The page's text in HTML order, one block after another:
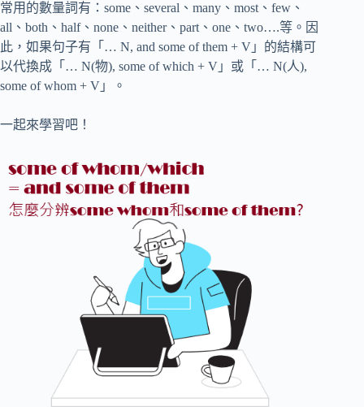
常用的數量詞有：some、several、many、most、few、
all、both、half、none、neither、part、one、two….等。因
此，如果句子有「… N, and some of them + V」的結構可
以代換成「… N(物), some of which + V」或「… N(人),
some of whom + V」。
一起來學習吧！